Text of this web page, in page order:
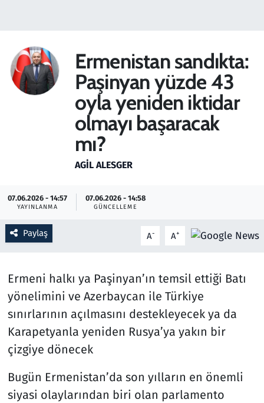
Ermenistan sandıkta:
Paşinyan yüzde 43
oyla yeniden iktidar
olmayı başaracak
mı?
AGIL ALESGER
07.06.2026 - 14:57
YAYINLANMA
07.06.2026 - 14:58
GÜNCELLEME
Paylaş A- A+
Ermeni halkı ya Paşinyan’ın temsil ettiği Batı
yönelimini ve Azerbaycan ile Türkiye
sınırlarının açılmasını destekleyecek ya da
Karapetyanla yeniden Rusya’ya yakın bir
çizgiye dönecek
Bugün Ermenistan’da son yılların en önemli
siyasi olaylarından biri olan parlamento
Haber
Kültür Sanat
Kurumsal Haberler
Lezzet Durağı
Memur ve Kamu
Otomobil
Oyun
Resmi İlanlar
Rüya Tabirleri
Sağlık
Savunma Sanayi